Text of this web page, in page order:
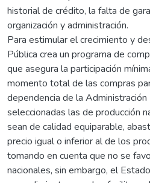
historial de crédito, la falta de
organización y administración.
Para estimular el crecimiento y
Pública crea un programa de
que asegura la participación
momento total de las compras
dependencia de la Administración
seleccionadas las de producción
sean de calidad equiparable,
precio igual o inferior al de los
tomando en cuenta que no se
nacionales, sin embargo, el